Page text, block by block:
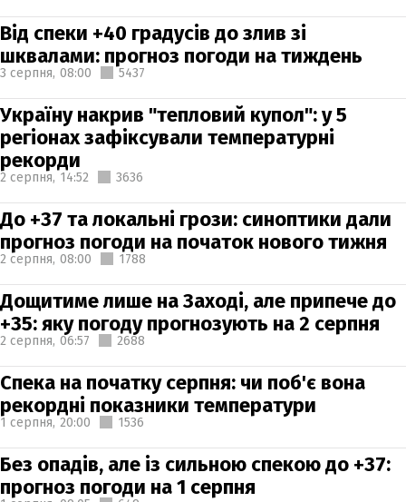
Від спеки +40 градусів до злив зі
шквалами: прогноз погоди на тиждень
3 серпня, 08:00 5437
Україну накрив "тепловий купол": у 5
регіонах зафіксували температурні
рекорди
2 серпня, 14:52 3636
До +37 та локальні грози: синоптики дали
прогноз погоди на початок нового тижня
2 серпня, 08:00 1788
Дощитиме лише на Заході, але припече до
+35: яку погоду прогнозують на 2 серпня
2 серпня, 06:57 2688
Спека на початку серпня: чи поб'є вона
рекордні показники температури
1 серпня, 20:00 1536
Без опадів, але із сильною спекою до +37:
прогноз погоди на 1 серпня